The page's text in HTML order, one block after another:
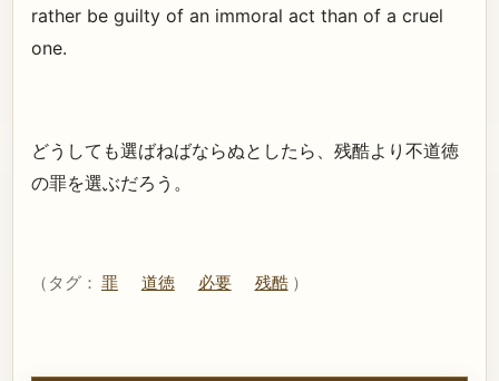
rather be guilty of an immoral act than of a cruel
one.
どうしても選ばねばならぬとしたら、残酷より不道徳
の罪を選ぶだろう。
（タグ： 罪 道徳 必要 残酷 ）